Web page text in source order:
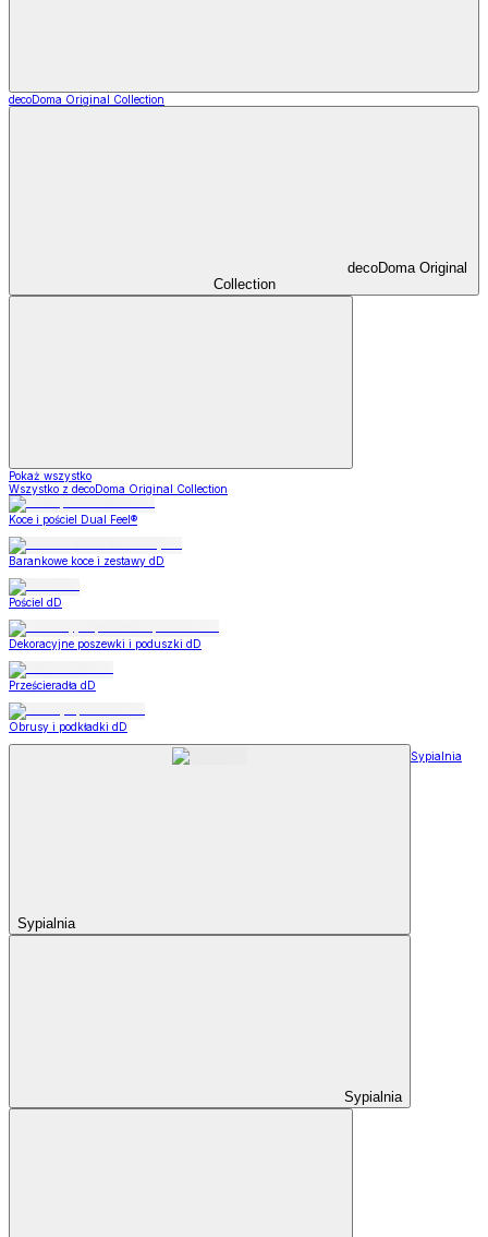
decoDoma Original Collection
decoDoma Original
Collection
Pokaż wszystko
Wszystko z decoDoma Original Collection
Koce i pościel Dual Feel®
Barankowe koce i zestawy dD
Pościel dD
Dekoracyjne poszewki i poduszki dD
Prześcieradła dD
Obrusy i podkładki dD
Sypialnia
Sypialnia
Sypialnia